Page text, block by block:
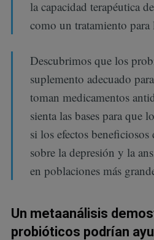
la capacidad terapéutica
como un tratamiento para
Descubrimos que los
suplemento adecuado
toman medicamentos
sienta las bases para que
si los efectos
sobre la depresión y la
en poblaciones más
Un metaanálisis
probióticos podrían